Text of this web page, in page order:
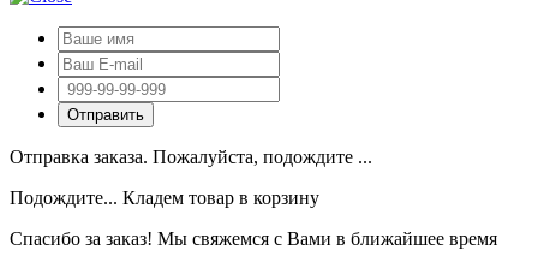
Отправка заказа. Пожалуйста, подождите ...
Подождите... Кладем товар в корзину
Спасибо за заказ! Мы свяжемся с Вами в ближайшее время